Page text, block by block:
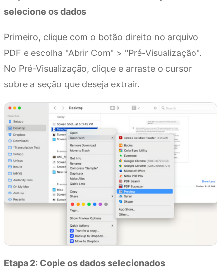
selecione os dados
Primeiro, clique com o botão direito no arquivo
PDF e escolha "Abrir Com" > "Pré-Visualização".
No Pré-Visualização, clique e arraste o cursor
sobre a seção que deseja extrair.
Etapa 2: Copie os dados selecionados